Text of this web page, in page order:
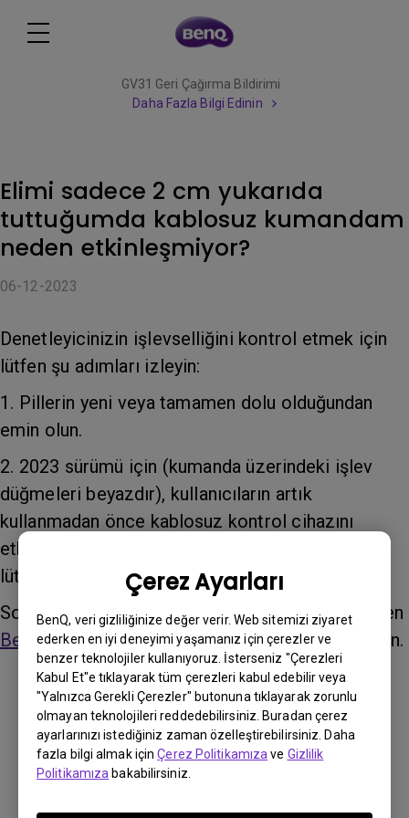
Çerez Ayarları
BenQ, veri gizliliğinize değer verir. Web sitemizi ziyaret
ederken en iyi deneyimi yaşamanız için çerezler ve
benzer teknolojiler kullanıyoruz. İsterseniz "Çerezleri
Kabul Et"e tıklayarak tüm çerezleri kabul edebilir veya
"Yalnızca Gerekli Çerezler" butonuna tıklayarak zorunlu
olmayan teknolojileri reddedebilirsiniz. Buradan çerez
ayarlarınızı istediğiniz zaman özelleştirebilirsiniz. Daha
fazla bilgi almak içinÇerez Politikamıza ve Gizlilik
Politikamıza bakabilirsiniz.
GV31 Geri Çağırma Bildirimi
Daha Fazla Bilgi Edinin
Elimi sadece 2 cm yukarıda
tuttuğumda kablosuz kumandam
neden etkinleşmiyor?
06-12-2023
Denetleyicinizin işlevselliğini kontrol etmek için
lütfen şu adımları izleyin:
1. Pillerin yeni veya tamamen dolu olduğundan
emin olun.
2. 2023 sürümü için (kumanda üzerindeki işlev
düğmeleri beyazdır), kullanıcıların artık
kullanmadan önce kablosuz kontrol cihazını
etkinleştirmesi gerekmez. Ayarları yapmak için
lütfen doğrudan simgeye dokunun.
Sorun devam ederse, daha fazla yardım için lütfen
BenQ desteğiyleiletişime geçin veya sohbet edin.
Bu bilgi yardımcı oldu mu?
Evet